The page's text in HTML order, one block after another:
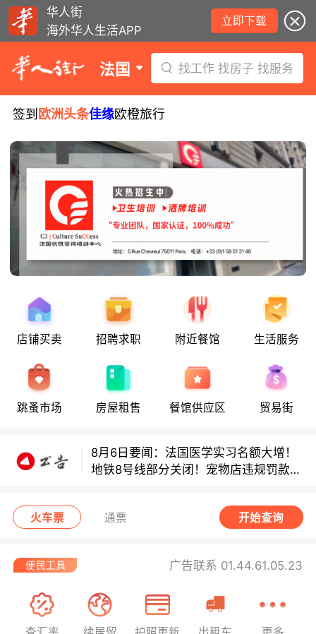
华人街
海外华人生活APP
立即下载
法国 找工作 找房子 找服务
签到 欧洲头条佳缘欧橙旅行
店铺买卖 招聘求职 附近餐馆 生活服务
跳蚤市场 房屋租售 餐馆供应区 贸易街
8月6日要闻：法国医学实习名额大增！
炉！
巴黎地铁音乐家海选启动！
地铁8号线部分关闭！宠物店违规罚款出
炉！
火车票 通票 开始查询
广告联系 01.44.61.05.23